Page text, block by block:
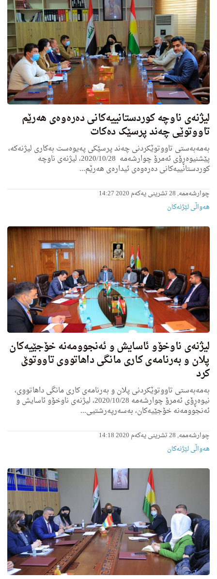
لیژنەی ناوچە کوردستانیيەکانی دەرەوەی ھەرێم
تاووتوێی چەند پرسێک دەکات
به‌مەبەستی تاووتوێکردنی چەند پرسێکی پەیوەست بەکاری لیژنەكه‌،
پێشنیوەڕۆى ئەمرۆ چوارشەمە 2020/10/28، لیژنەی ناوچە
کوردستانییەکانی دەرەوەی ئیداره‌ى ھەرێم...
چوارشەممە, 28 تشرینی یەکەم 2020 14:27
هه‌واڵى لێژنه‌كان
لیژنەی ناوخۆو ئاسایش و ئەنجوومەنە خۆجێیەکان
پلان و بەرنامەی كارى مانگی داهاتووى تاووتوێ
كرد
به‌مەبەستی تاووتوێكردنی پلان و بەرنامەی كارى مانگی داهاتووى،
نیوەڕۆی ئەمرۆ چوارشەمە 2020/10/28، لیژنەى ناوخۆو ئاسایش و
ئەنجوومەنە خۆجێیەکان، بەسەرپەرشتیی...
چوارشەممە, 28 تشرینی یەکەم 2020 14:18
هه‌واڵى لێژنه‌كان